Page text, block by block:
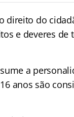
direito do
e deveres de
a
anos são